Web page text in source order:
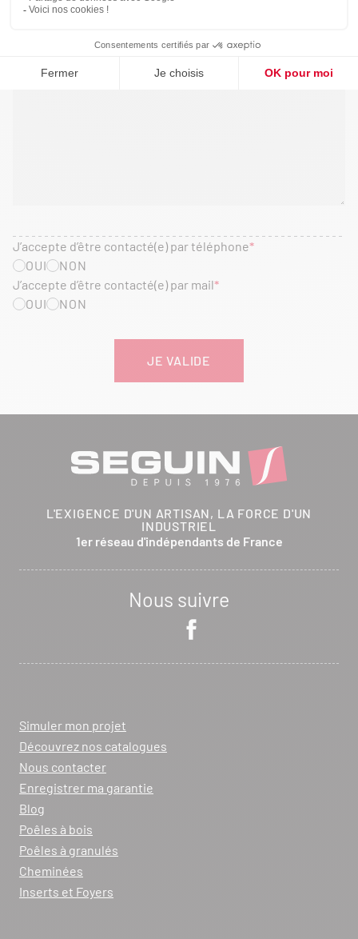
J’accepte d’être contacté(e) par téléphone
OUI
NON
J’accepte d’être contacté(e) par mail
OUI
NON
L'EXIGENCE D'UN ARTISAN, LA FORCE D'UN
INDUSTRIEL
1er réseau d'indépendants de France
Nous suivre
Simuler mon projet
Découvrez nos catalogues
Nous contacter
Enregistrer ma garantie
Blog
Poêles à bois
Poêles à granulés
Cheminées
Inserts et Foyers